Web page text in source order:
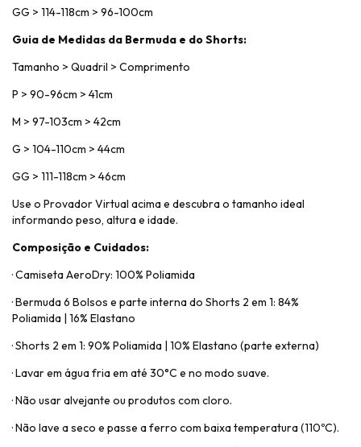
GG > 114-118cm > 96-100cm
Guia de Medidas da Bermuda e do Shorts:
Tamanho > Quadril > Comprimento
P > 90-96cm > 41cm
M > 97-103cm > 42cm
G > 104-110cm > 44cm
GG > 111-118cm > 46cm
Use o Provador Virtual acima e descubra o tamanho ideal
informando peso, altura e idade.
Composição e Cuidados:
· Camiseta AeroDry: 100% Poliamida
· Bermuda 6 Bolsos e parte interna do Shorts 2 em 1: 84%
Poliamida | 16% Elastano
· Shorts 2 em 1: 90% Poliamida | 10% Elastano (parte externa)
· Lavar em água fria em até 30°C e no modo suave.
· Não usar alvejante ou produtos com cloro.
· Não lave a seco e passe a ferro com baixa temperatura (110ºC).